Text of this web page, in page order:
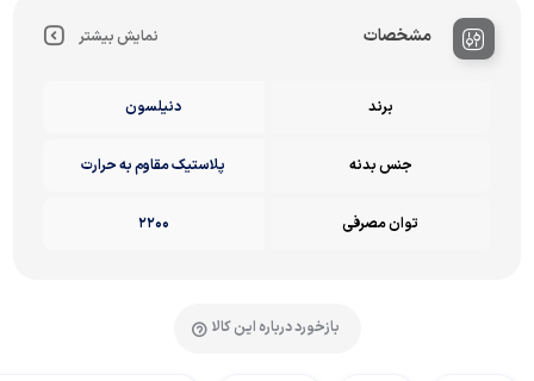
مشخصات نمایش بیشتر
برند دنیلسون
جنس بدنه پلاستیک مقاوم به حرارت
توان مصرفی 2200
بازخورد درباره این کالا